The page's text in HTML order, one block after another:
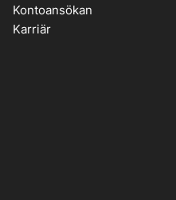
Kontoansökan
Karriär